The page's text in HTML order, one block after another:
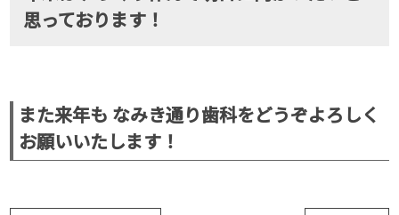
思っております！
また来年も なみき通り歯科をどうぞよろしく
お願いいたします！